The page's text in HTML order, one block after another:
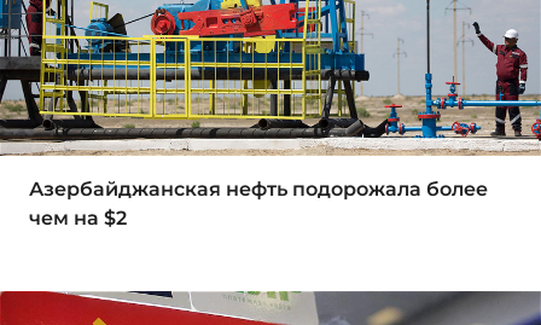
Азербайджанская нефть подорожала более
чем на $2